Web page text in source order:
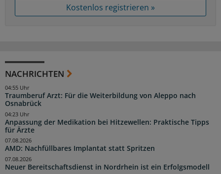
Kostenlos registrieren »
NACHRICHTEN
Traumberuf Arzt: Für die Weiterbildung von Aleppo nach
Osnabrück
04:55 Uhr
Anpassung der Medikation bei Hitzewellen: Praktische Tipps
für Ärzte
04:23 Uhr
AMD: Nachfüllbares Implantat statt Spritzen
07.08.2026
Neuer Bereitschaftsdienst in Nordrhein ist ein Erfolgsmodell
07.08.2026